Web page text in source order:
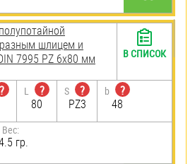
шлицем и
7995 PZ 6х80 мм
?
L
?
80
S
?
PZ3
b
?
48
Вес:
гр.
В СПИСОК